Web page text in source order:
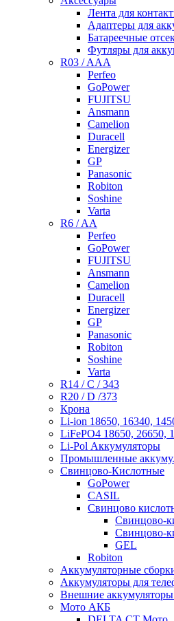
Лента для
Адаптеры для
Батареечные
Футляры для
R03 / AAA
Perfeo
GoPower
FUJITSU
Ansmann
Camelion
Duracell
Energizer
GP
Panasonic
Robiton
Soshine
Varta
R6 / AA
Perfeo
GoPower
FUJITSU
Ansmann
Camelion
Duracell
Energizer
GP
Panasonic
Robiton
Soshine
Varta
R14 / C / 343
R20 / D /373
Крона
Li-ion 18650, 16340,
LiFePO4 18650, 26650,
Li-Pol Аккумуляторы
Промышленные
Свинцово-Кислотные
GoPower
CASIL
Свинцово
Cвинцово-
Cвинцово-
GEL
Robiton
Аккумуляторные
Аккумуляторы для
Внешние
Мото АКБ